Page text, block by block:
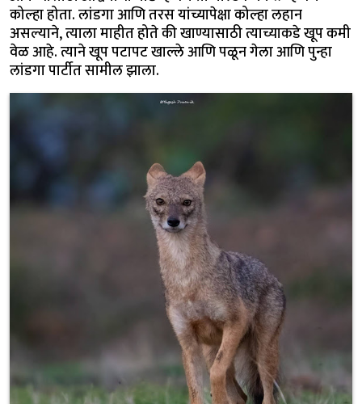
कोल्हा होता. लांडगा आणि तरस यांच्यापेक्षा कोल्हा लहान
असल्याने, त्याला माहीत होते की खाण्यासाठी त्याच्याकडे खूप कमी
वेळ आहे. त्याने खूप पटापट खाल्ले आणि पळून गेला आणि पुन्हा
लांडगा पार्टीत सामील झाला.